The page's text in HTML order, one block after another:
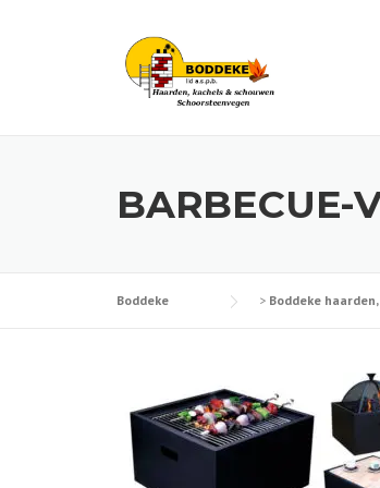
BARBECUE-
Boddeke > Boddeke